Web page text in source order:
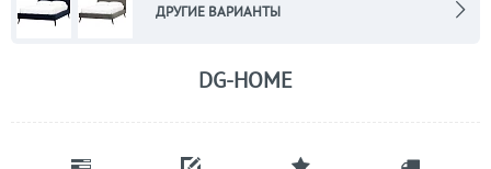
ДРУГИЕ ВАРИАНТЫ
DG-HOME